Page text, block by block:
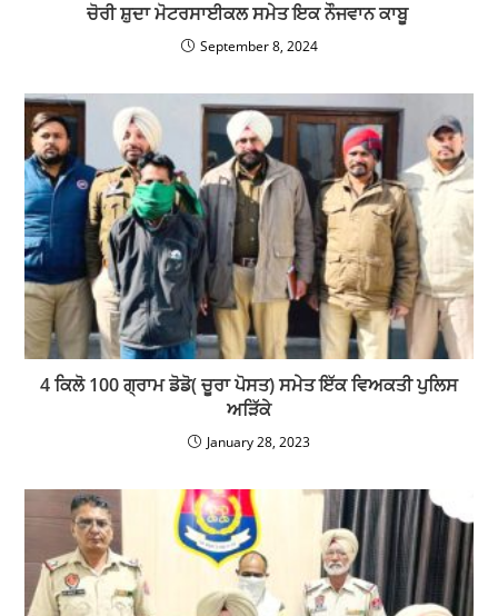
ਚੋਰੀ ਸ਼ੁਦਾ ਮੋਟਰਸਾਈਕਲ ਸਮੇਤ ਇਕ ਨੌਜਵਾਨ ਕਾਬੂ
September 8, 2024
4 ਕਿਲੋ 100 ਗ੍ਰਾਮ ਡੋਡੋ( ਚੂਰਾ ਪੋਸਤ) ਸਮੇਤ ਇੱਕ ਵਿਅਕਤੀ ਪੁਲਿਸ
ਅੜਿੱਕੇ
January 28, 2023